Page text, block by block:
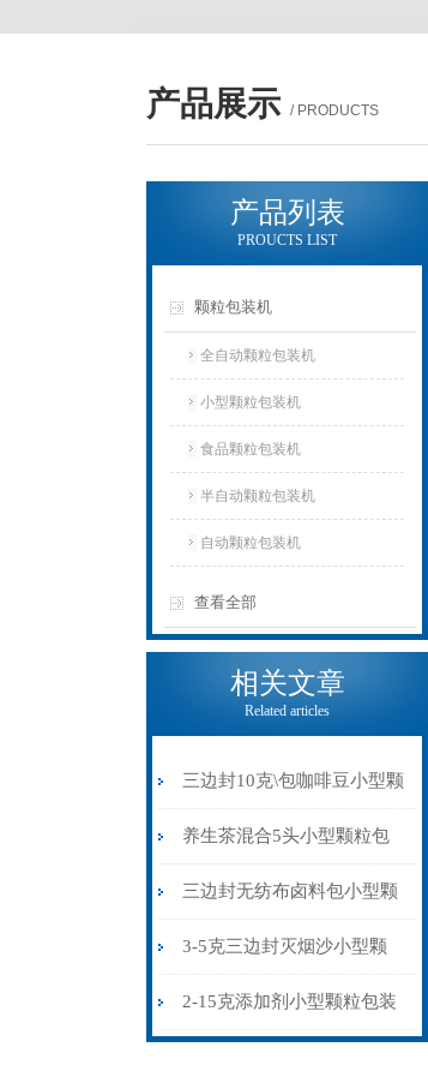
产品展示 / PRODUCTS
产品列表
PROUCTS LIST
颗粒包装机
全自动颗粒包装机
小型颗粒包装机
食品颗粒包装机
半自动颗粒包装机
自动颗粒包装机
查看全部
相关文章
Related articles
三边封10克\包咖啡豆小型颗
粒包装机多少钱
养生茶混合5头小型颗粒包
装机高精度可定制
三边封无纺布卤料包小型颗
粒包装机厂家
3-5克三边封灭烟沙小型颗
粒包装机智能化
2-15克添加剂小型颗粒包装